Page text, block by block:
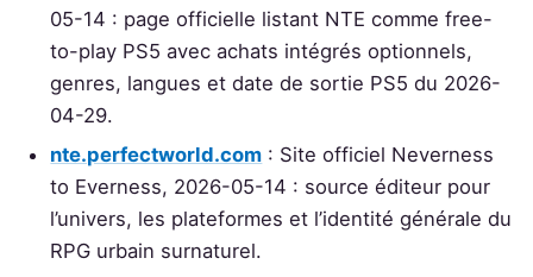
05-14 : page officielle listant NTE comme free-
to-play PS5 avec achats intégrés optionnels,
genres, langues et date de sortie PS5 du 2026-
04-29.
nte.perfectworld.com : Site officiel Neverness
to Everness, 2026-05-14 : source éditeur pour
l’univers, les plateformes et l’identité générale du
RPG urbain surnaturel.